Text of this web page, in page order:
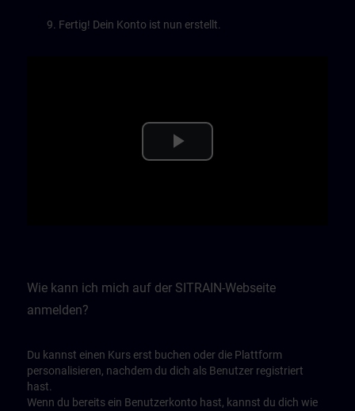
Fertig! Dein Konto ist nun erstellt.
Play
Wie kann ich mich auf der SITRAIN-Webseite
anmelden?
Du kannst einen Kurs erst buchen oder die Plattform
personalisieren, nachdem du dich als Benutzer registriert
hast.
Wenn du bereits ein Benutzerkonto hast, kannst du dich wie